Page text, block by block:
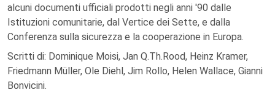
alcuni documenti ufficiali prodotti negli anni '90 dalle
Istituzioni comunitarie, dal Vertice dei Sette, e dalla
Conferenza sulla sicurezza e la cooperazione in Europa.
Scritti di: Dominique Moisi, Jan Q.Th.Rood, Heinz Kramer,
Friedmann Müller, Ole Diehl, Jim Rollo, Helen Wallace, Gianni
Bonvicini.